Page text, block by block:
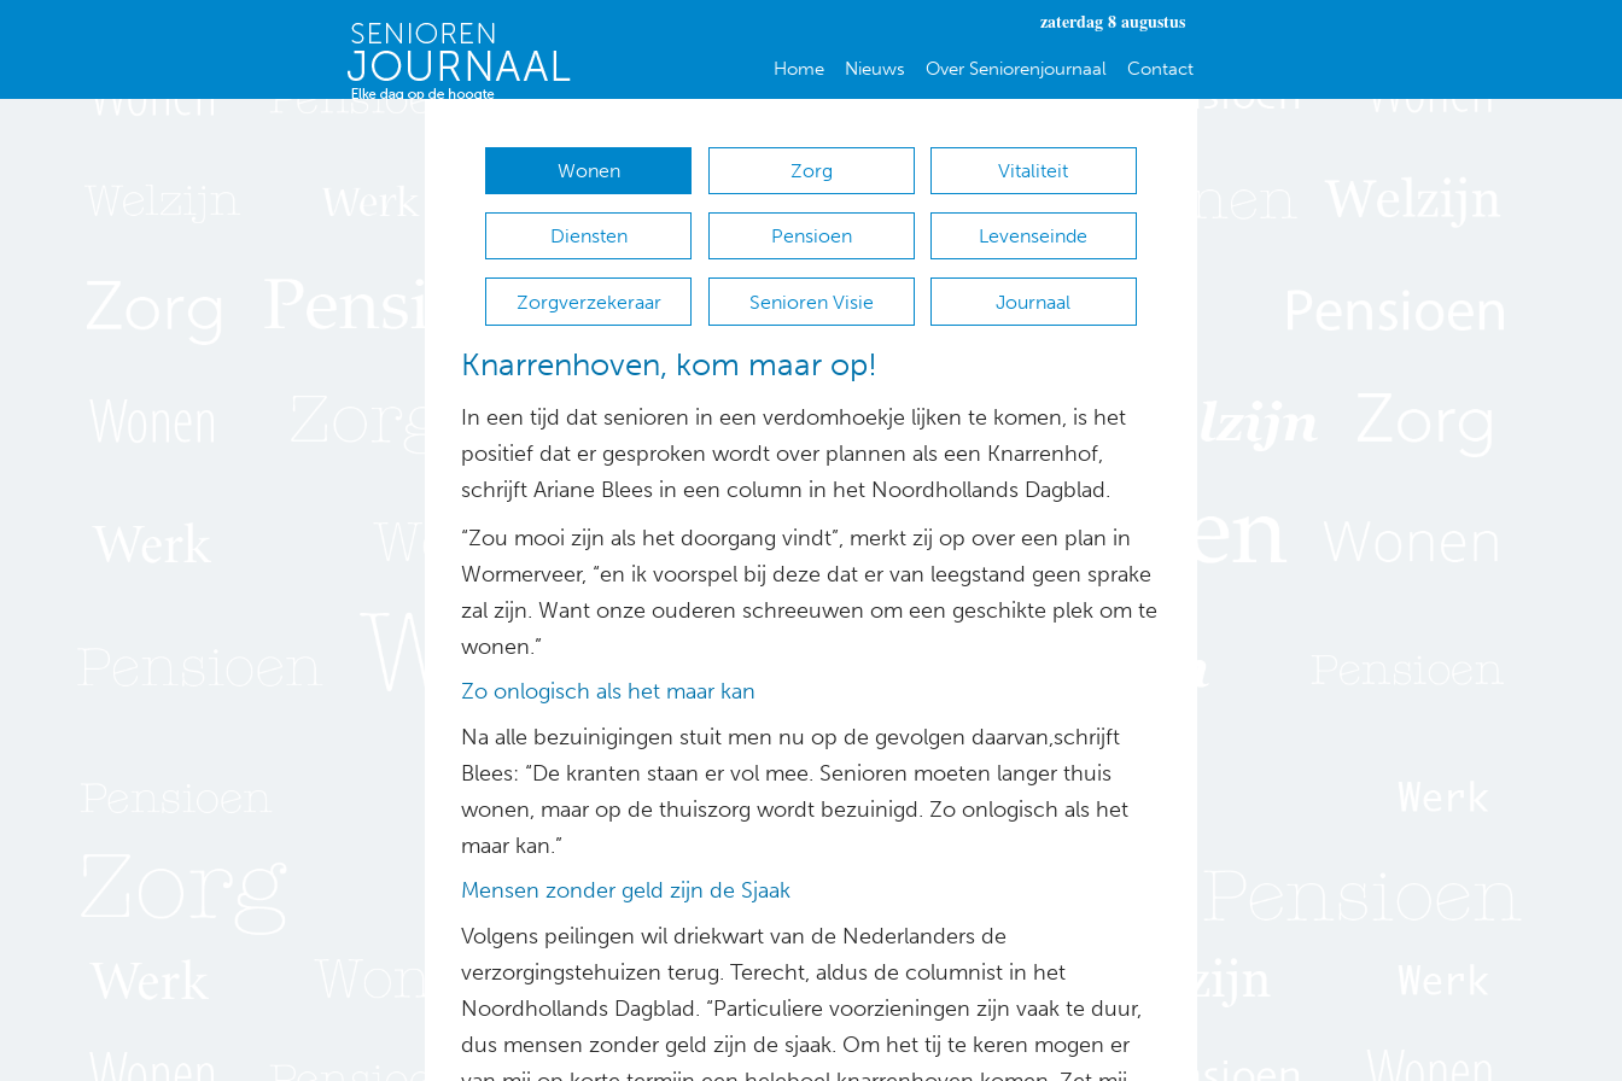
zaterdag 8 augustus
Home Nieuws Over Seniorenjournaal Contact
Wonen Zorg Vitaliteit
Diensten Pensioen Levenseinde
Zorgverzekeraar Senioren Visie Journaal
Knarrenhoven, kom maar op!
In een tijd dat senioren in een verdomhoekje lijken te komen, is het
positief dat er gesproken wordt over plannen als een Knarrenhof,
schrijft Ariane Blees in een column in het Noordhollands Dagblad.
“Zou mooi zijn als het doorgang vindt”, merkt zij op over een plan in
Wormerveer, “en ik voorspel bij deze dat er van leegstand geen sprake
zal zijn. Want onze ouderen schreeuwen om een geschikte plek om te
wonen.”
Zo onlogisch als het maar kan
Na alle bezuinigingen stuit men nu op de gevolgen daarvan,schrijft
Blees: “De kranten staan er vol mee. Senioren moeten langer thuis
wonen, maar op de thuiszorg wordt bezuinigd. Zo onlogisch als het
maar kan.”
Mensen zonder geld zijn de Sjaak
Volgens peilingen wil driekwart van de Nederlanders de
verzorgingstehuizen terug. Terecht, aldus de columnist in het
Noordhollands Dagblad. “Particuliere voorzieningen zijn vaak te duur,
dus mensen zonder geld zijn de sjaak. Om het tij te keren mogen er